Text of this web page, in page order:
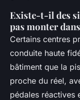
Existe-t-il des
pas monter
Certains centres
conduite haute
bâtiment que la
proche du réel,
pédales réactives